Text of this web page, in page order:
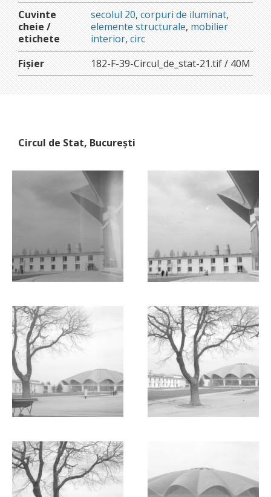
Cuvinte
cheie /
etichete
secolul 20,corpuri de iluminat,
elemente structurale,mobilier
interior,circ
Fișier
182-F-39-Circul_de_stat-21.tif / 40M
Circul de Stat, București